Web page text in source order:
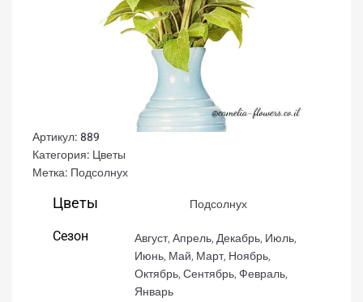
Артикул:889
Категория: Цветы
Метка: Подсолнух
Цветы
Подсолнух
Сезон Август, Апрель, Декабрь, Июль,
Июнь, Май, Март, Ноябрь,
Октябрь, Сентябрь, Февраль,
Январь